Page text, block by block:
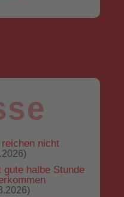
nicht
halbe Stunde